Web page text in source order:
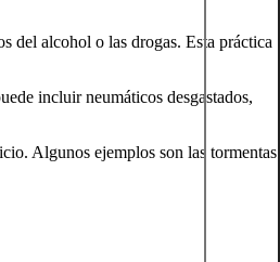
del alcohol o las drogas. Esta práctica
incluir neumáticos desgastados,
Algunos ejemplos son las tormentas